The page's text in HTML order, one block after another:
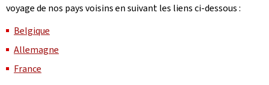
voyage de nos pays voisins en suivant les liens ci-dessous :
Belgique
Allemagne
France